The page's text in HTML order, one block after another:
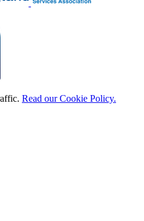
Read our Cookie Policy.